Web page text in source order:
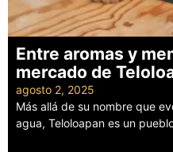
Entre aromas y
mercado de
agosto 2, 2025
Más allá de su nombre que
agua, Teloloapan es un